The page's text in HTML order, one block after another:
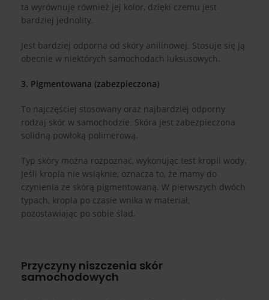
ta wyrównuje również jej kolor, dzięki czemu jest
bardziej jednolity.
Jest bardziej odporna od skóry anilinowej. Stosuje się ją
obecnie w niektórych samochodach luksusowych.
3. Pigmentowana (zabezpieczona)
To najczęściej stosowany oraz najbardziej odporny
rodzaj skór w samochodzie. Skóra jest zabezpieczona
solidną powłoką polimerową.
Typ skóry można rozpoznać, wykonując test kropli wody.
Jeśli kropla nie wsiąknie, oznacza to, że mamy do
czynienia ze skórą pigmentowaną. W pierwszych dwóch
typach, kropla po czasie wnika w materiał,
pozostawiając po sobie ślad.
Przyczyny niszczenia skór
samochodowych